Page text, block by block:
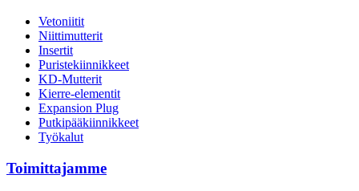
Vetoniitit
Niittimutterit
Insertit
Puristekiinnikkeet
KD-Mutterit
Kierre-elementit
Expansion Plug
Putkipääkiinnikkeet
Työkalut
Toimittajamme